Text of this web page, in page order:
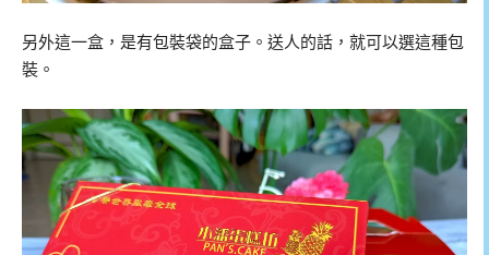
另外這一盒，是有包裝袋的盒子。送人的話，就可以選這種包
裝。